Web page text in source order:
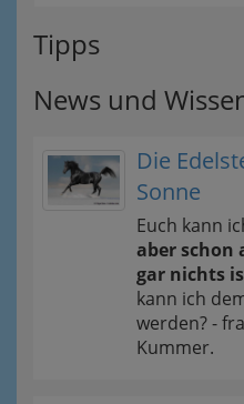
Tipps
News und
Die
Sonne
Euch kann
aber schon
gar nichts
kann ich
werden? -
Kummer.